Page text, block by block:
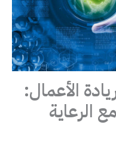
الأعمال:
الرعاية